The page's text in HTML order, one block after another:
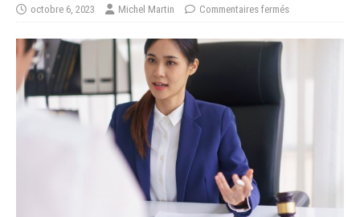
octobre 6, 2023 Michel Martin Commentaires fermés